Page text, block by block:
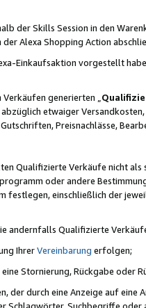
der Skills Session in den
Alexa Shopping Action
Einkaufsaktion vorgestellt
generierten „
etwaiger
Preisnachlässe,
Qualifizierte Verkäufe nicht
oder andere
festlegen, einschließlich der
andernfalls Qualifizierte
IhrerVereinbarung erfolgen;
Stornierung, Rückgabe oder
der durch eine Anzeige auf
Schlagwörter, Suchbegriffe